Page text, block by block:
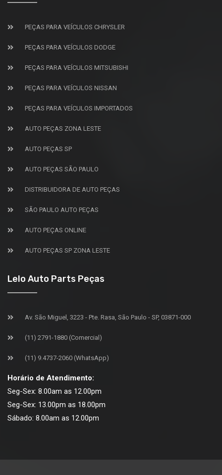
PEÇAS PARA VEÍCULOS CHRYSLER
PEÇAS PARA VEÍCULOS DODGE
PEÇAS PARA VEÍCULOS MITSUBISHI
PEÇAS PARA VEÍCULOS NISSAN
PEÇAS PARA VEÍCULOS IMPORTADOS
AUTO PEÇAS ZONA LESTE
AUTO PEÇAS SP
AUTO PEÇAS SÃO PAULO
DISTRIBUIDORA DE AUTO PEÇAS
SÃO PAULO AUTO PEÇAS
AUTO PEÇAS ONLINE
AUTO PEÇAS SP ZONA LESTE
Lelo Auto Parts Peças
Av. São Miguel, 3223 - Pte. Rasa, São Paulo - SP, 03871-000
(11) 2791-1880 (Comercial)
(11) 9.4737-2060 (WhatsApp)
Horário de Atendimento:
Seg-Sex: 8.00am as 12.00pm
Seg-Sex: 13.00pm as 18.00pm
Sábado: 8.00am as 12.00pm